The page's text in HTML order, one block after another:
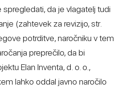
da je vlagatelj tudi
(zahtevek za revizijo, str.
potrditve, naročniku v tem
preprečilo, da bi
Elan Inventa, d. o. o.,
lahko oddal javno naročilo